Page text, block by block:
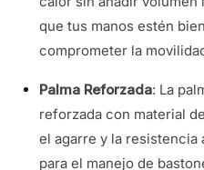
que tus manos estén
comprometer la
Palma Reforzada: La
reforzada con material
el agarre y la resistencia
para el manejo de